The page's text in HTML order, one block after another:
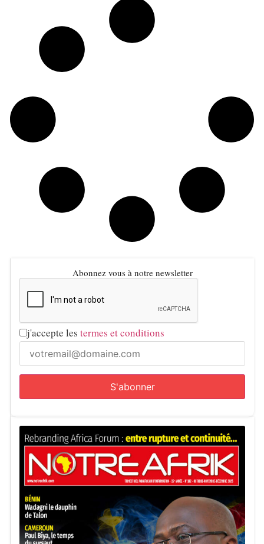
Abonnez vous à notre newsletter
j'accepte les termes et conditions